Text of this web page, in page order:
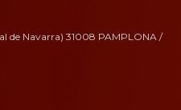
de Navarra) 31008 PAMPLONA /